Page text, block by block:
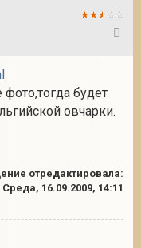
будет
овчарки.
отредактировала:
Среда, 16.09.2009, 14:11